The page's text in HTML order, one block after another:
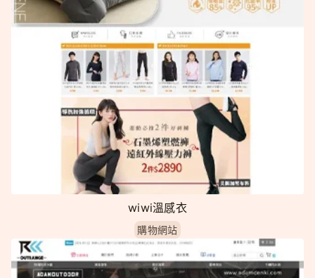
wiwi溫感衣
購物網站